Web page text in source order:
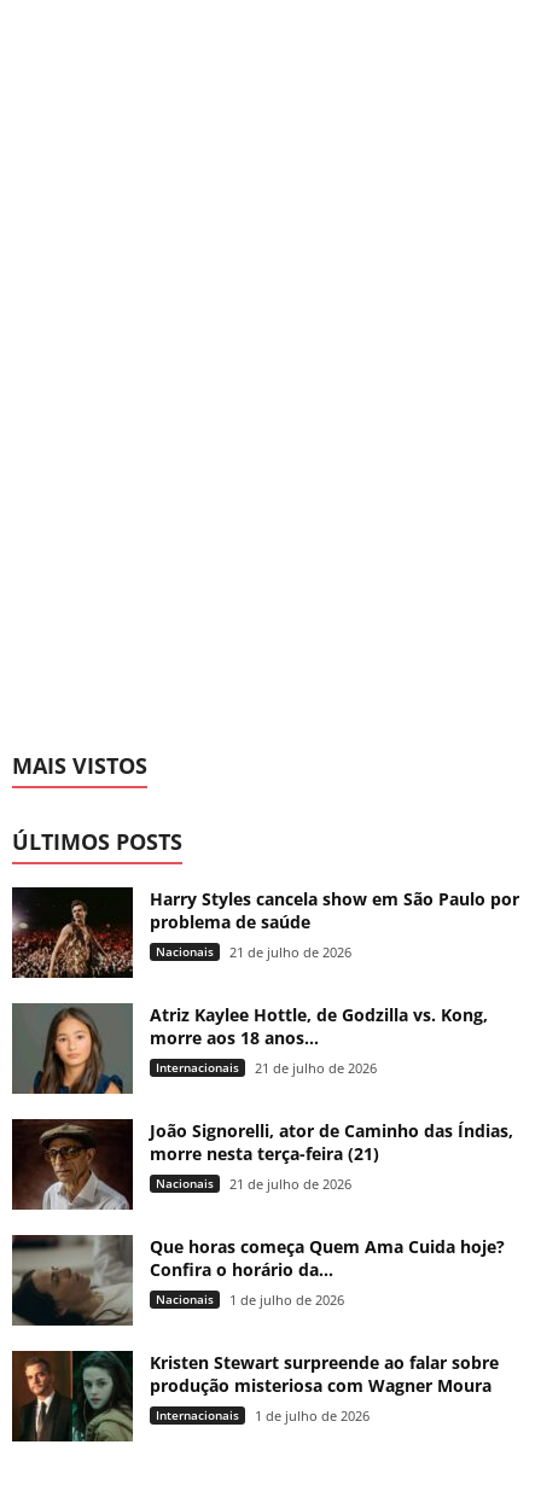
MAIS VISTOS
ÚLTIMOS POSTS
Harry Styles cancela show em São Paulo por
problema de saúde
Nacionais 21 de julho de 2026
Atriz Kaylee Hottle, de Godzilla vs. Kong,
morre aos 18 anos...
Internacionais 21 de julho de 2026
João Signorelli, ator de Caminho das Índias,
morre nesta terça-feira (21)
Nacionais 21 de julho de 2026
Que horas começa Quem Ama Cuida hoje?
Confira o horário da...
Nacionais 1 de julho de 2026
Kristen Stewart surpreende ao falar sobre
produção misteriosa com Wagner Moura
Internacionais 1 de julho de 2026